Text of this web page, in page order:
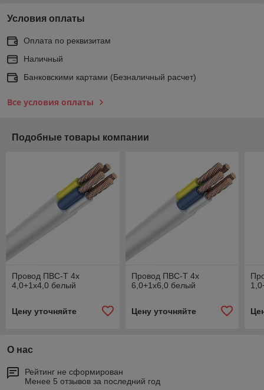
Условия оплаты
Оплата по реквизитам
Наличный
Банковскими картами (Безналичный расчет)
Все условия оплаты
Подобные товары компании
Провод ПВС-Т 4х
4,0+1х4,0 белый
Цену уточняйте
Провод ПВС-Т 4х
6,0+1х6,0 белый
Цену уточняйте
О нас
Рейтинг не сформирован
Менее 5 отзывов за последний год